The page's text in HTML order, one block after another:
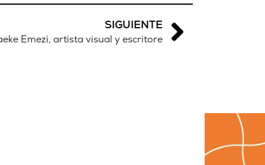
SIGUIENTE
Emezi, artista visual y escritore